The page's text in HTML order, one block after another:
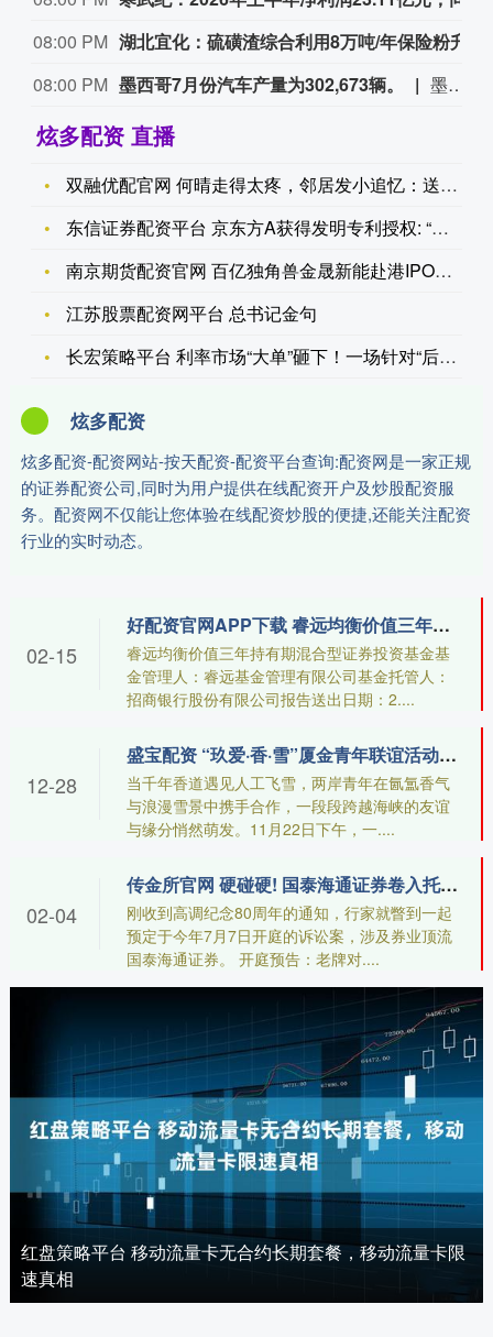
08:00 PM
08:00 PM 墨西哥7月份汽车产量为302,673辆。 墨西哥7月份汽车产量为302,673辆。
炫多配资 直播
双融优配官网 何晴走得太疼，邻居发小追忆：送邻居鸡蛋，发小为
东信证券配资平台 京东方A获得发明专利授权: “显示面板和显
南京期货配资官网 百亿独角兽金晟新能赴港IPO，两年半亏超9
江苏股票配资网平台 总书记金句
长宏策略平台 利率市场“大单”砸下！一场针对“后鲍威尔时代”
炫多配资
炫多配资-配资网站-按天配资-配资平台查询:配资网是一家正规
的证券配资公司,同时为用户提供在线配资开户及炒股配资服
务。配资网不仅能让您体验在线配资炒股的便捷,还能关注配资
行业的实时动态。
好配资官网APP下载 睿远均衡价值三年持有混合A,睿远均衡价值三年持有混合C: 睿远均衡价值三年持有期混合型证券投资基金2025年第2季度报告
睿远均衡价值三年持有期混合型证券投资基金基
金管理人：睿远基金管理有限公司基金托管人：
招商银行股份有限公司报告送出日期：2....
02-15
盛宝配资 “玖爱·香·雪”厦金青年联谊活动浪漫收官 两岸青年以香会友，以雪结缘
当千年香道遇见人工飞雪，两岸青年在氤氲香气
与浪漫雪景中携手合作，一段段跨越海峡的友谊
与缘分悄然萌发。11月22日下午，一....
12-28
传金所官网 硬碰硬! 国泰海通证券卷入托管纠纷
刚收到高调纪念80周年的通知，行家就瞥到一起
预定于今年7月7日开庭的诉讼案，涉及券业顶流
国泰海通证券。 开庭预告：老牌对....
02-04
红盘策略平台 移动流量卡无合约长期套餐，移动流量卡限
速真相